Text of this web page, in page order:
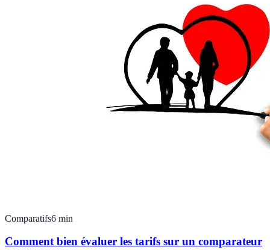
Comparatifs6 min
Comment bien évaluer les tarifs sur un comparateur